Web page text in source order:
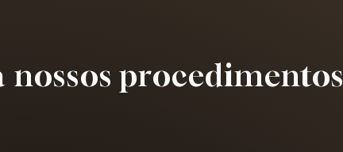
nossos procedimentos